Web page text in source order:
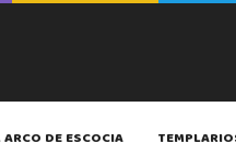
ARCO DE ESCOCIA